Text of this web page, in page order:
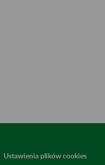
Ustawienia plików cookies